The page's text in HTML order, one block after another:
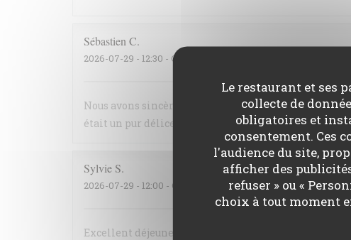
Le restaurant et ses
collecte de
obligatoires et
consentement. Ces
l'audience du site,
afficher des
refuser » ou «
choix à tout moment
Sébastien C
2026-07-29 - 12:30 - Couverts 5
Nous avons sincèrement apprécié la cuisine :
était un pur délice Le filet mignon ultra fondant La
Sylvie S
2026-07-29 - 12:00 - Couverts 2
Excellent déjeuner, tout est fait maison et le